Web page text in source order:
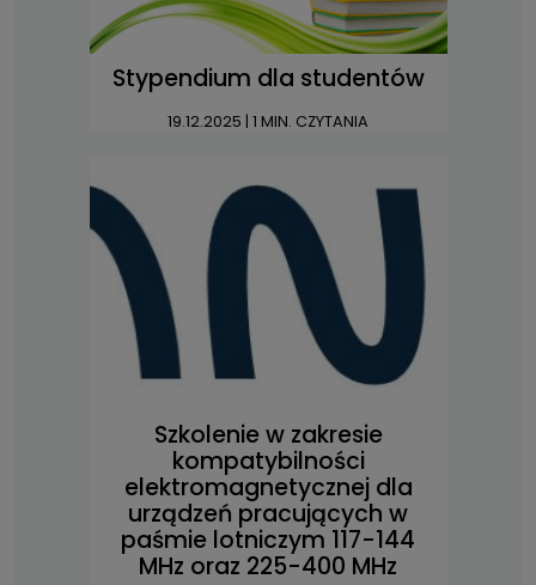
Stypendium dla studentów
19.12.2025 | 1 MIN. CZYTANIA
Szkolenie w zakresie
kompatybilności
elektromagnetycznej dla
urządzeń pracujących w
paśmie lotniczym 117-144
MHz oraz 225-400 MHz